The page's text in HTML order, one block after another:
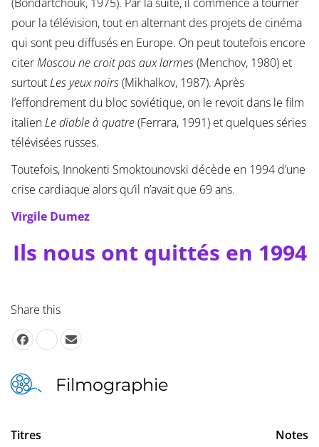
pour la télévision, tout en alternant des projets de cinéma
qui sont peu diffusés en Europe. On peut toutefois encore
citerMoscou ne croit pas aux larmes(Menchov, 1980) et
surtoutLes yeux noirs(Mikhalkov, 1987). Après
l’effondrement du bloc soviétique, on le revoit dans le film
italienLe diable à quatre(Ferrara, 1991) et quelques séries
télévisées russes.
Toutefois, Innokenti Smoktounovski décède en 1994 d’une
crise cardiaque alors qu’il n’avait que 69 ans.
Virgile Dumez
Ils nous ont quittés en 1994
Share this
Filmographie
Titres Notes